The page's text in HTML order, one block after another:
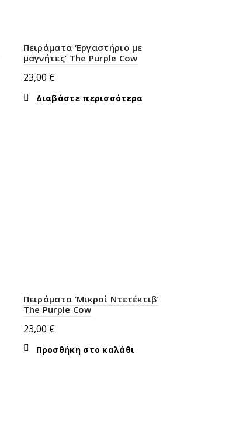
Πειράματα ‘Εργαστήριο με
μαγνήτες’ The Purple Cow
23,00 €
Διαβάστε περισσότερα
Πειράματα ‘Μικροί Ντετέκτιβ’
The Purple Cow
23,00 €
Προσθήκη στο καλάθι